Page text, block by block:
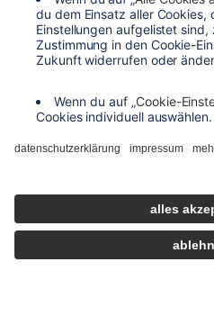
zahlungsarten
de
datenschutzerklärung